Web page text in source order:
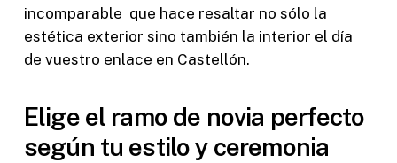
incomparable que hace resaltar no sólo la
estética exterior sino también la interior el día
de vuestro enlace en Castellón.
Elige el ramo de novia perfecto
según tu estilo y ceremonia